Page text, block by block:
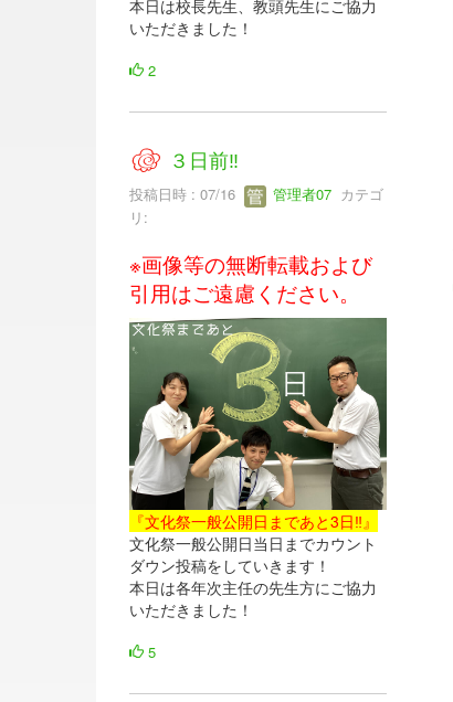
本日は校長先生、教頭先生にご協力
いただきました！
2
３日前‼
投稿日時 : 07/16 管理者07 カテゴ
リ:
※画像等の無断転載および
引用はご遠慮ください。
『文化祭一般公開日まであと3日‼』
文化祭一般公開日当日までカウント
ダウン投稿をしていきます！
本日は各年次主任の先生方にご協力
いただきました！
5